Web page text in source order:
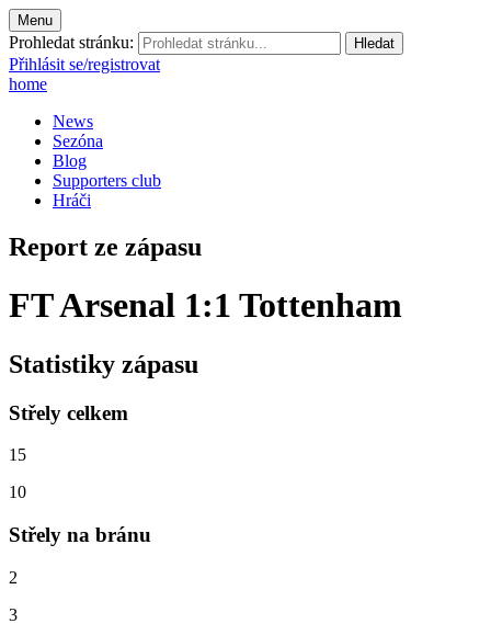
Menu
Prohledat stránku:
Přihlásit se/registrovat
home
News
Sezóna
Blog
Supporters club
Hráči
Report ze zápasu
FT Arsenal 1:1 Tottenham
Statistiky zápasu
Střely celkem
15
10
Střely na bránu
2
3